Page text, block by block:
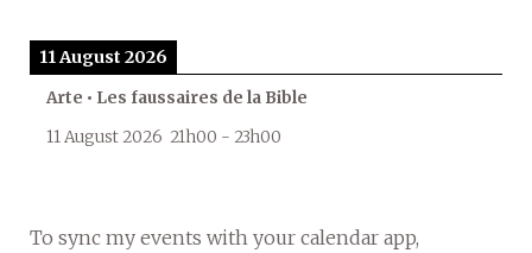
11 August 2026
Arte • Les faussaires de la Bible
11 August 2026 21h00 - 23h00
To sync my events with your calendar app,